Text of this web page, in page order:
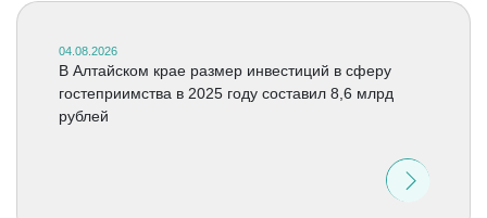
04.08.2026
В Алтайском крае размер инвестиций в сферу
гостеприимства в 2025 году составил 8,6 млрд
рублей